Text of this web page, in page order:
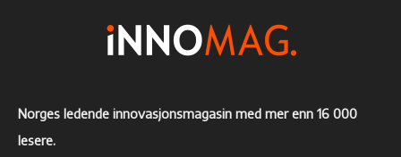
Norges ledende innovasjonsmagasin med mer enn 16 000
lesere.